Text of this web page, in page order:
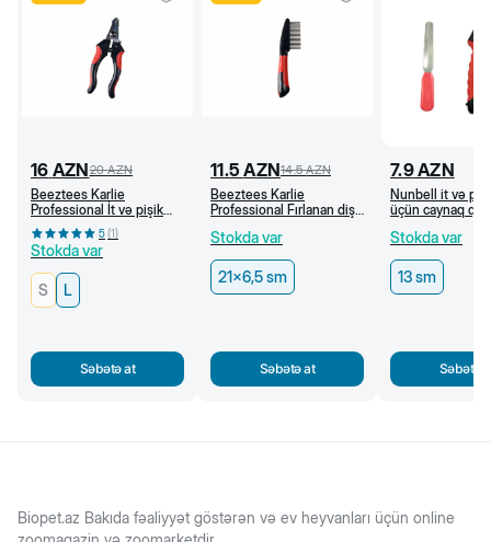
16 AZN20 AZN
Beeztees Karlie
Professional İt və pişik
üçün caynaq qayçısı (L)
5(1)
Stokda var
S L
Səbətə at
11.5 AZN14.5 AZN
Beeztees Karlie
Professional Fırlanan dişli
Stokda var
21x6,5 sm
Səbətə at
7.9AZN
Nunbell it və
üçün caynaq
Stokda var
13 sm
Səbətə
Biopet.az Bakıda fəaliyyət göstərən və ev heyvanları üçün online